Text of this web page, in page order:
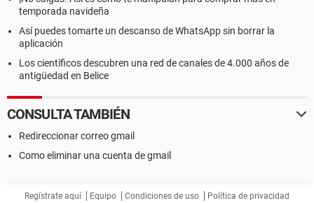
temporada navideña
Así puedes tomarte un descanso de WhatsApp sin borrar la
aplicación
Los científicos descubren una red de canales de 4.000 años de
antigüedad en Belice
CONSULTA TAMBIÉN
Redireccionar correo gmail
Como eliminar una cuenta de gmail
Regístrate aquí Equipo Condiciones de uso Política de privacidad